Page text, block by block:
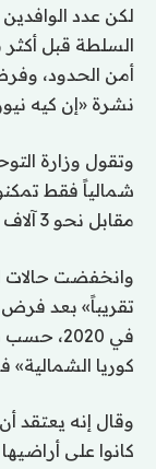
لكن عدد
السلطة قبل أكثر
أمن الحدود،
نشرة «إن كيه
شمالياً فقط
مقابل نحو 3 آلاف في 2009.
وانخفضت حالات
في
كوريا الشمالية»
وقال إنه يعتقد
كانوا على